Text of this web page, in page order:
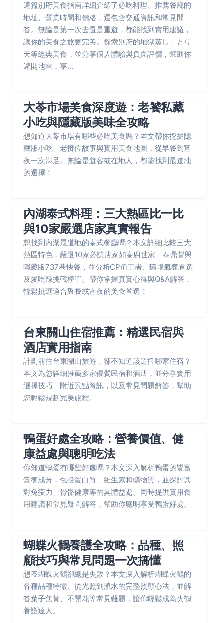
這篇別府美食指南詳細介紹了必吃料理、推薦餐廳的
地址、營業時間和價格，還包含交通資訊和常見問
答。無論是第一次去還是重遊，都能找到實用建議，
讓你的美食之旅更完美。探索別府的地獄蒸し、とり
天等經典美食，並分享個人體驗與負面評價，幫助你
避開地雷，享...
大苓市場美食深度遊：老饕私藏
小吃與隱藏版美味全攻略
想知道大苓市場有哪些必吃美食嗎？本文帶你挖掘隱
藏版小吃、老攤位故事與實用美食地圖，從早餐到宵
夜一次滿足。無論是遊客或在地人，都能找到最道地
的選擇！
內湖泰式料理：三大熱區比一比
與10家嚴選店家真實報告
想找到內湖最道地的泰式餐廳嗎？本文詳細比較三大
熱區特色，嚴選10家必訪店家如泰廚世家、泰鼎豐與
隱藏版737巷快餐，並分析CP值王者、環境氣氛首選
及愛吃辣挑戰榜單。帶你掌握真實心得與Q&A解答，
輕鬆挑選適合聚餐或宵夜的美食首選！
台東關山住宿推薦：精選民宿與
酒店實用指南
計劃前往台東關山旅遊，卻不知道該選擇哪家住宿？
本文為您詳細推薦多家優質民宿和酒店，並分享實用
選擇技巧、附近景點資訊，以及常見問題解答，幫助
您輕鬆規劃完美旅程。
鴨蛋好處全攻略：營養價值、健
康益處與聰明吃法
你知道鴨蛋有哪些好處嗎？本文深入解析鴨蛋的豐富
營養成分，包括蛋白質、維生素和礦物質，並探討其
對免疫力、骨骼健康等的具體益處。同時提供實用食
用建議和常見疑問解答，幫助你聰明享受鴨蛋好處。
蝴蝶火鶴養護全攻略：品種、照
顧技巧與常見問題一次搞懂
想養蝴蝶火鶴卻總是失敗？本文深入解析蝴蝶火鶴的
各種品種特徵、從光照到澆水的完整照顧心法，並解
答葉子焦黃、不開花等常見難題，讓你輕鬆成為火鶴
養護達人。